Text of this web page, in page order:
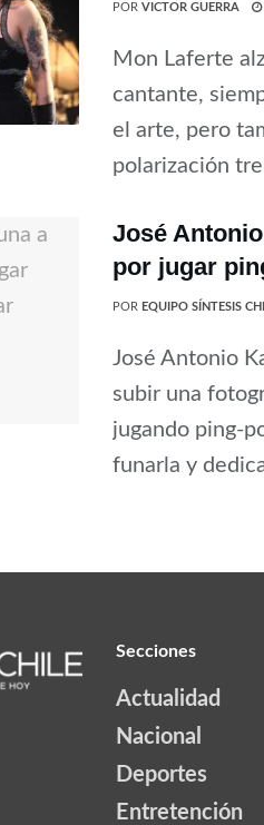
POR VICTOR GUERRA
Mon Laferte
cantante,
el arte, pero
polarización
José
por jugar
POR EQUIPO SÍNTESIS
José Antonio
subir una
jugando ping-
funarla y
Secciones
Actualidad
Nacional
Deportes
Entretención